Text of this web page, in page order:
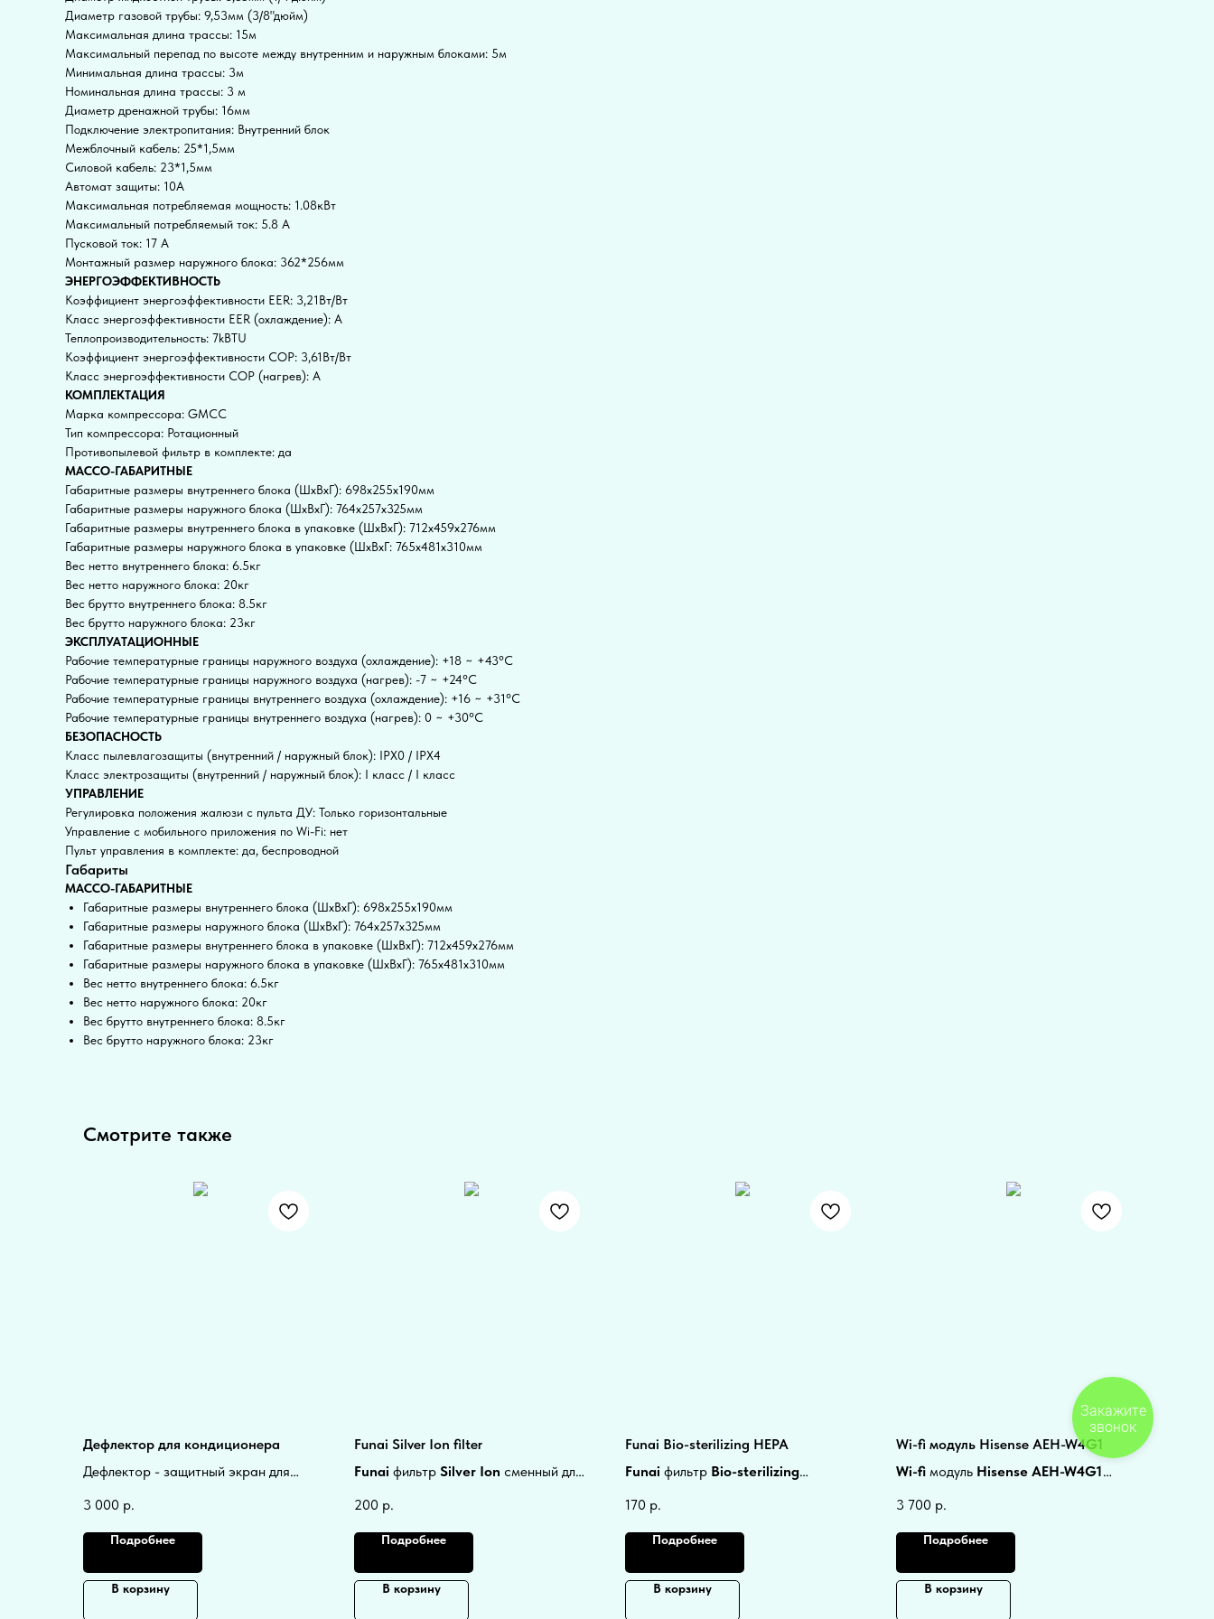
Диаметр газовой трубы: 9,53мм (3/8"дюйм)
Максимальная длина трассы: 15м
Максимальный перепад по высоте между внутренним и наружным блоками: 5м
Минимальная длина трассы: 3м
Номинальная длина трассы: 3 м
Диаметр дренажной трубы: 16мм
Подключение электропитания: Внутренний блок
Межблочный кабель: 25*1,5мм
Силовой кабель: 23*1,5мм
Автомат защиты: 10А
Максимальная потребляемая мощность: 1.08кВт
Максимальный потребляемый ток: 5.8 А
Пусковой ток: 17 А
Монтажный размер наружного блока: 362*256мм
ЭНЕРГОЭФФЕКТИВНОСТЬ
Коэффициент энергоэффективности EER: 3,21Вт/Вт
Класс энергоэффективности EER (охлаждение): A
Теплопроизводительность: 7kBTU
Коэффициент энергоэффективности COP: 3,61Вт/Вт
Класс энергоэффективности COP (нагрев): A
КОМПЛЕКТАЦИЯ
Марка компрессора: GMCC
Тип компрессора: Ротационный
Противопылевой фильтр в комплекте: да
МАССО-ГАБАРИТНЫЕ
Габаритные размеры внутреннего блока (ШxВxГ): 698x255x190мм
Габаритные размеры наружного блока (ШxВxГ): 764x257x325мм
Габаритные размеры внутреннего блока в упаковке (ШxВxГ): 712x459x276мм
Габаритные размеры наружного блока в упаковке (ШxВxГ: 765x481x310мм
Вес нетто внутреннего блока: 6.5кг
Вес нетто наружного блока: 20кг
Вес брутто внутреннего блока: 8.5кг
Вес брутто наружного блока: 23кг
ЭКСПЛУАТАЦИОННЫЕ
Рабочие температурные границы наружного воздуха (охлаждение): +18 ~ +43°C
Рабочие температурные границы наружного воздуха (нагрев): -7 ~ +24°C
Рабочие температурные границы внутреннего воздуха (охлаждение): +16 ~ +31°C
Рабочие температурные границы внутреннего воздуха (нагрев): 0 ~ +30°C
БЕЗОПАСНОСТЬ
Класс пылевлагозащиты (внутренний / наружный блок): IPX0 / IPX4
Класс электрозащиты (внутренний / наружный блок): I класс / I класс
УПРАВЛЕНИЕ
Регулировка положения жалюзи с пульта ДУ: Только горизонтальные
Управление c мобильного приложения по Wi-Fi: нет
Пульт управления в комплекте: да, беспроводной
Габариты
МАССО-ГАБАРИТНЫЕ
Габаритные размеры внутреннего блока (ШxВxГ): 698x255x190мм
Габаритные размеры наружного блока (ШxВxГ): 764x257x325мм
Габаритные размеры внутреннего блока в упаковке (ШxВxГ): 712x459x276мм
Габаритные размеры наружного блока в упаковке (ШxВxГ): 765x481x310мм
Вес нетто внутреннего блока: 6.5кг
Вес нетто наружного блока: 20кг
Вес брутто внутреннего блока: 8.5кг
Вес брутто наружного блока: 23кг
Смотрите также
Дефлектор для кондиционера
Дефлектор - защитный экран для
Чтобы вам больше не дуло.
3 000 р.
Подробнее
В корзину
Funai Silver Ion filter
Funai фильтр Silver Ion сменный для
200 р.
Подробнее
В корзину
Funai Bio-sterilizing НЕРА
Funai фильтр Bio-sterilizing
кондиционеров
170 р.
Подробнее
В корзину
Wi-fi модуль Hisense AEH-W4G1
Wi-fi модуль Hisense AEH-W4G1
Hisense
ready
3 700 р.
Подробнее
В корзину
Закажите
звонок